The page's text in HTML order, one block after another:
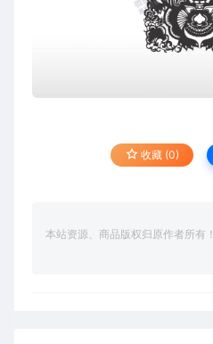
收藏 (0)
本站资源、商品版权归原作者所有！